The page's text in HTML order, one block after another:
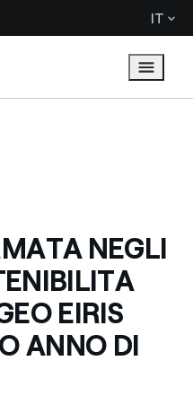
IT
NEGLI
EIRIS
ANNO DI